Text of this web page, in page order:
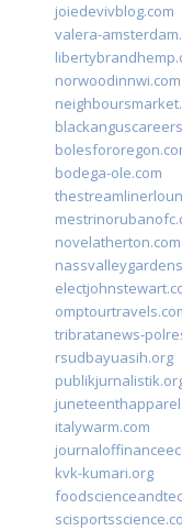
joiedevivblog.com
valera-
norwoodinnwi.com
bodega-ole.com
novelatherton.com
tribratanews-
rsudbayuasih.org
italywarm.com
kvk-kumari.org